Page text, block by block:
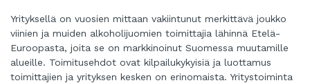
Yrityksellä on vuosien mittaan vakiintunut merkittävä joukko
viinien ja muiden alkoholijuomien toimittajia lähinnä Etelä-
Euroopasta, joita se on markkinoinut Suomessa muutamille
alueille. Toimitusehdot ovat kilpailukykyisiä ja luottamus
toimittajien ja yrityksen kesken on erinomaista. Yritystoiminta